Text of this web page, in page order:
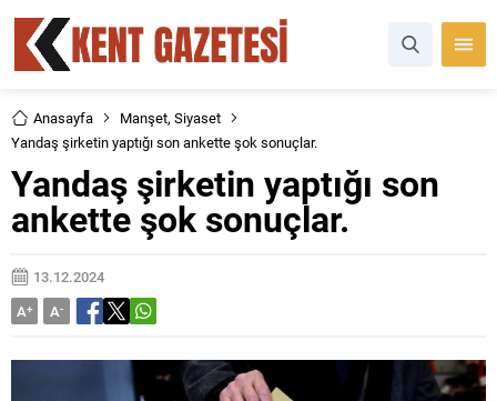
Anasayfa Manşet, Siyaset
Yandaş şirketin yaptığı son ankette şok sonuçlar.
Yandaş şirketin yaptığı son
ankette şok sonuçlar.
13.12.2024
A+ A-